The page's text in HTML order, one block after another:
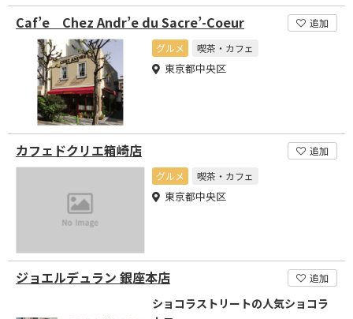
Caf’e Chez Andr’e du Sacre’-Coeur
追加
グルメ
喫茶・カフェ
東京都中央区
カフェドクリエ箱崎店
追加
グルメ
喫茶・カフェ
東京都中央区
ジョエルデュラン 銀座本店 追加
ショコラストリートの人気ショコラ